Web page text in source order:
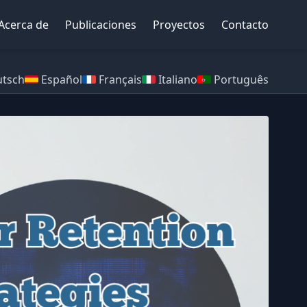
de Publicaciones Proyectos Contacto
Español Français Italiano Português